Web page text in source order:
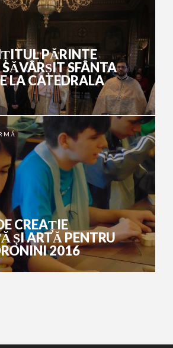
PĂRINTE
SFÂNTA
LA CATEDRALA
CREAȚIE
ȘI ARTĂ PENTRU
2016